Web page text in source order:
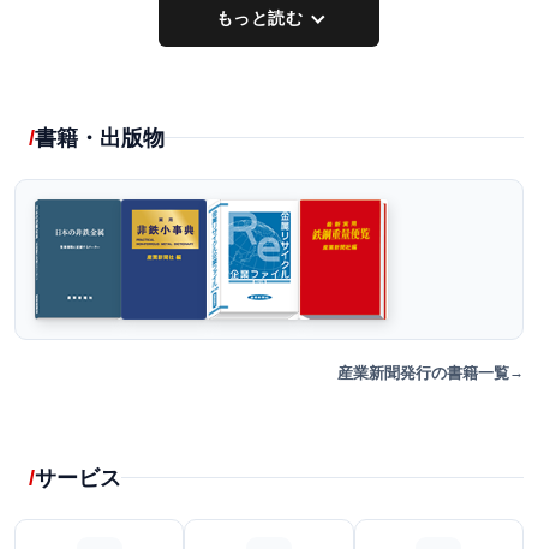
もっと読む
書籍・出版物
産業新聞発行の書籍一覧
サービス